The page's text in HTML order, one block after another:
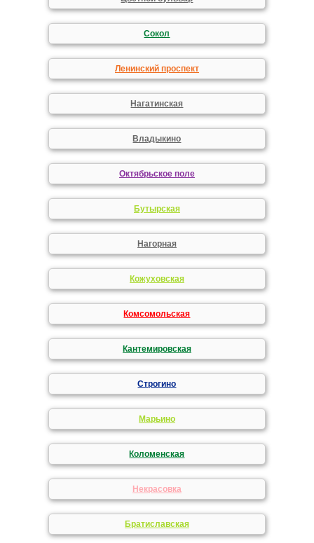
Сокол
Ленинский проспект
Нагатинская
Владыкино
Октябрьское поле
Бутырская
Нагорная
Кожуховская
Комсомольская
Кантемировская
Строгино
Марьино
Коломенская
Некрасовка
Братиславская